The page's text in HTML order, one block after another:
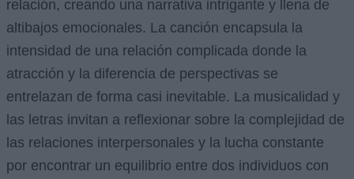
relación, creando una narrativa intrigante y llena de
altibajos emocionales. La canción encapsula la
intensidad de una relación complicada donde la
atracción y la diferencia de perspectivas se
entrelazan de forma casi inevitable. La musicalidad y
las letras invitan a reflexionar sobre la complejidad de
las relaciones interpersonales y la lucha constante
por encontrar un equilibrio entre dos individuos con